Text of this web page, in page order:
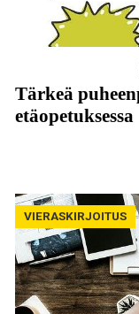
Tärkeä
etäopetuksessa
VIERASKIRJOITUS